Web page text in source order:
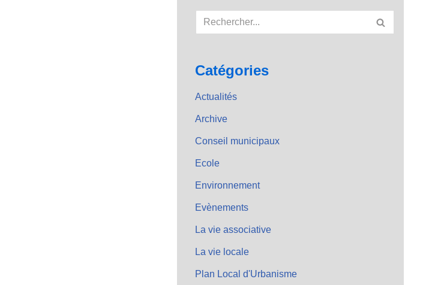
Catégories
Actualités
Archive
Conseil municipaux
Ecole
Environnement
Evènements
La vie associative
La vie locale
Plan Local d'Urbanisme